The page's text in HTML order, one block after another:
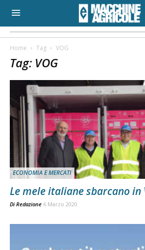
Home Tag VOG
Tag: VOG
ECONOMIA E MERCATI
Le mele italiane sbarcano in
Di Redazione 6 Marzo 2020